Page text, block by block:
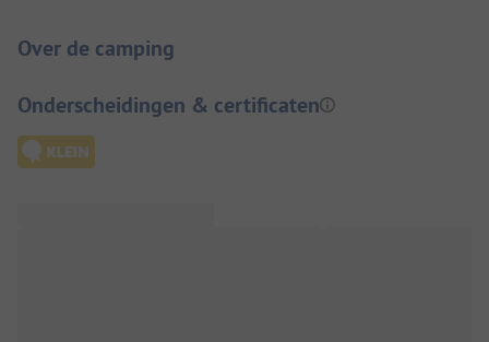
Over de camping
Onderscheidingen & certificaten